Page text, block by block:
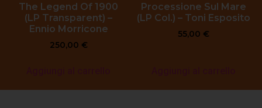
The Legend Of 1900
(LP Transparent) –
Ennio Morricone
250,00 €
Processione Sul Mare
(LP Col.) – Toni Esposito
55,00 €